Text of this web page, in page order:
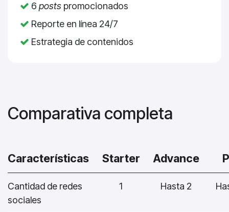
6 posts promocionados
Reporte en línea 24/7
Estrategia de contenidos
Comparativa completa
Características Starter Advance
Cantidad de redes
sociales
1 Hasta 2